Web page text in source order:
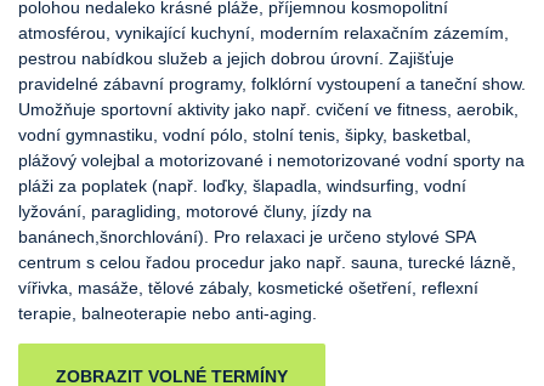
polohou nedaleko krásné pláže, příjemnou kosmopolitní
atmosférou, vynikající kuchyní, moderním relaxačním zázemím,
pestrou nabídkou služeb a jejich dobrou úrovní. Zajišťuje
pravidelné zábavní programy, folklórní vystoupení a taneční show.
Umožňuje sportovní aktivity jako např. cvičení ve fitness, aerobik,
vodní gymnastiku, vodní pólo, stolní tenis, šipky, basketbal,
plážový volejbal a motorizované i nemotorizované vodní sporty na
pláži za poplatek (např. loďky, šlapadla, windsurfing, vodní
lyžování, paragliding, motorové čluny, jízdy na
banánech,šnorchlování). Pro relaxaci je určeno stylové SPA
centrum s celou řadou procedur jako např. sauna, turecké lázně,
vířivka, masáže, tělové zábaly, kosmetické ošetření, reflexní
terapie, balneoterapie nebo anti-aging.
ZOBRAZIT VOLNÉ TERMÍNY